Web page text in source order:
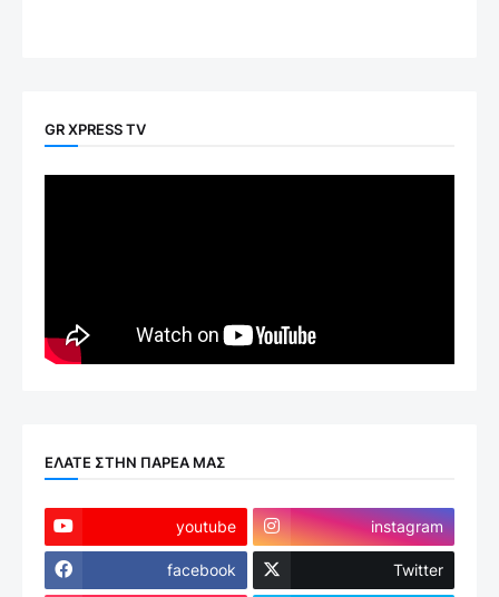
GR XPRESS TV
ΕΛΑΤΕ ΣΤΗΝ ΠΑΡΕΑ ΜΑΣ
youtube instagram
facebook Twitter